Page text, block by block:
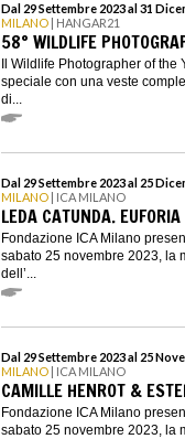
Dal 29 Settembre 2023 al 31
MILANO | HANGAR21
58° WILDLIFE
Il Wildlife Photographer of the
speciale con una veste
di...
Dal 29 Settembre 2023 al 25
MILANO | ICA MILANO
LEDA CATUNDA. EUFORIA
Fondazione ICA Milano
sabato 25 novembre 2023, la
dell’...
Dal 29 Settembre 2023 al 25
MILANO | ICA MILANO
CAMILLE HENROT &
Fondazione ICA Milano
sabato 25 novembre 2023, la